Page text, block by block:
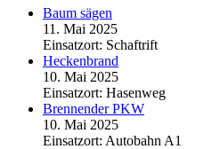
Baum sägen
11. Mai 2025
Einsatzort: Schaftrift
Heckenbrand
10. Mai 2025
Einsatzort: Hasenweg
Brennender PKW
10. Mai 2025
Einsatzort: Autobahn A1